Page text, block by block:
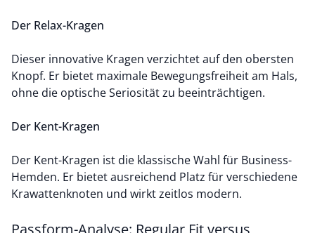
Der Relax-Kragen
Dieser innovative Kragen verzichtet auf den obersten
Knopf. Er bietet maximale Bewegungsfreiheit am Hals,
ohne die optische Seriosität zu beeinträchtigen.
Der Kent-Kragen
Der Kent-Kragen ist die klassische Wahl für Business-
Hemden. Er bietet ausreichend Platz für verschiedene
Krawattenknoten und wirkt zeitlos modern.
Passform-Analyse: Regular Fit versus